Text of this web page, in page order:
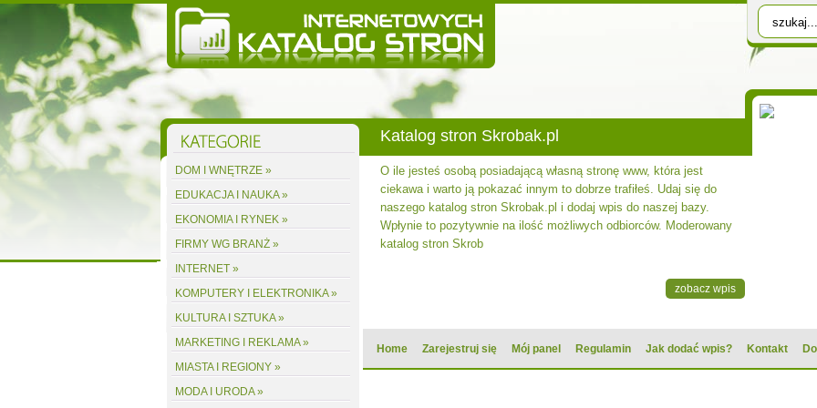
Katalog stron Skrobak.pl
O ile jesteś osobą posiadającą własną stronę www, która jest
ciekawa i warto ją pokazać innym to dobrze trafiłeś. Udaj się do
naszego katalog stron Skrobak.pl i dodaj wpis do naszej bazy.
Wpłynie to pozytywnie na ilość możliwych odbiorców. Moderowany
katalog stron Skrob
zobacz wpis
Home Zarejestruj się Mój panel Regulamin Jak dodać wpis? Kontakt
DOM I WNĘTRZE »
EDUKACJA I NAUKA »
EKONOMIA I RYNEK »
FIRMY WG BRANŻ »
INTERNET »
KOMPUTERY I ELEKTRONIKA »
KULTURA I SZTUKA »
MARKETING I REKLAMA »
MIASTA I REGIONY »
MODA I URODA »